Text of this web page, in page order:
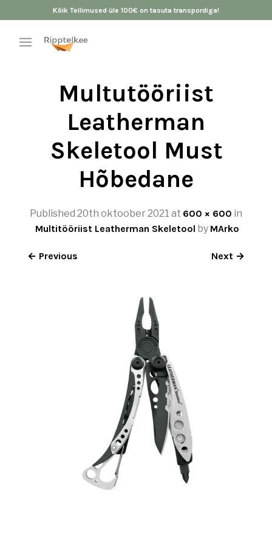
Kõik Tellimused üle 100€ on tasuta transpordiga!
Multutööriist
Leatherman
Skeletool Must
Hõbedane
Published 20th oktoober 2021 at 600 × 600 in
Multitööriist Leatherman Skeletool by MArko
← Previous Next →